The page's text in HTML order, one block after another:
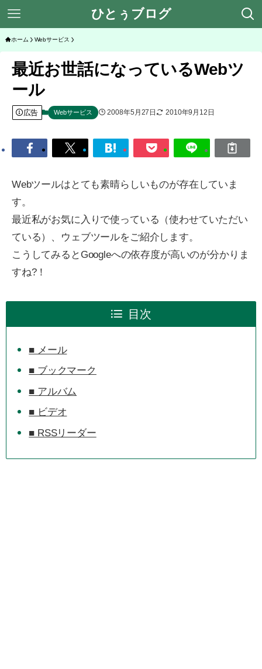
ひとぅブログ
ホーム Webサービス
最近お世話になっているWebツ
ール
広告 Webサービス 2008年5月27日 2010年9月12日
Webツールはとても素晴らしいものが存在していま
す。
最近私がお気に入りで使っている（使わせていただい
ている）、ウェブツールをご紹介します。
こうしてみるとGoogleへの依存度が高いのが分かりま
すね?！
目次
■ メール
■ ブックマーク
■ アルバム
■ ビデオ
■ RSSリーダー